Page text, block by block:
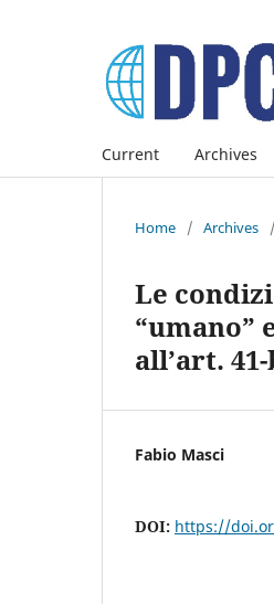
Current Archives
Home / Archives /
Le
“umano”
all’art.
Fabio Masci
DOI: https://